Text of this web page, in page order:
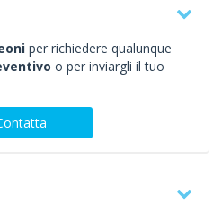
per richiedere qualunque
o per inviargli il tuo